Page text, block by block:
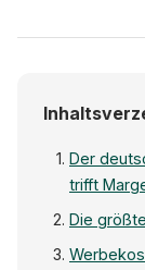
Der
trifft
Die